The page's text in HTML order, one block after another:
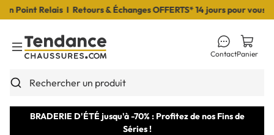
Point Relais I Retours & Échanges OFFERTS* 14 jours pour vous
Toggle Menu
Rechercher un produit
ContactPanier
BRADERIE D'ÉTÉ jusqu'à -70% : Profitez de nos Fins de
Séries !